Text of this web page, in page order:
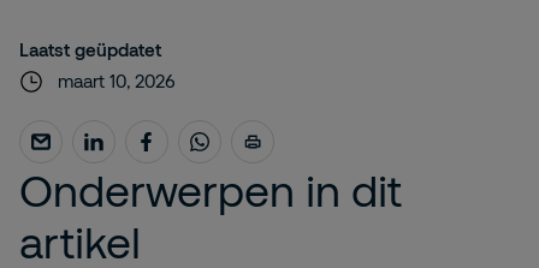
Laatst geüpdatet
maart 10, 2026
Onderwerpen in dit
artikel